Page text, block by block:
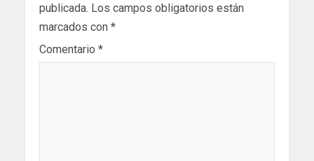
publicada. Los campos obligatorios están
marcados con *
Comentario *